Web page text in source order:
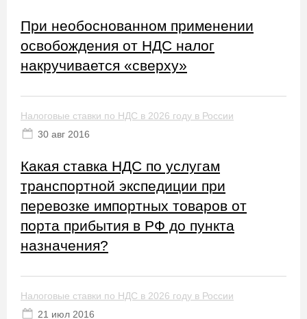
При необоснованном применении
освобождения от НДС налог
накручивается «сверху»
Налоговые ставки по НДС в 2026 году в России
30 авг 2016
Какая ставка НДС по услугам
транспортной экспедиции при
перевозке импортных товаров от
порта прибытия в РФ до пункта
назначения?
Налоговые ставки по НДС в 2026 году в России
21 июл 2016